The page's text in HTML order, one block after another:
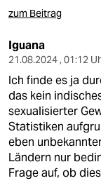
zum Beitrag
Iguana
21.08.2024 , 01:12
Ich finde es ja
das kein
sexualisierter
Statistiken
eben
Ländern nur
Frage auf, ob